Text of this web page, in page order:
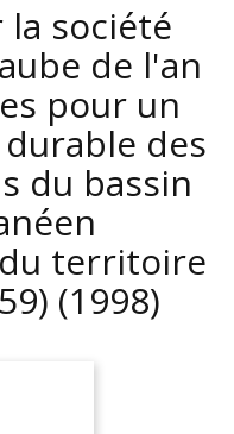
la société
de l'an
pour un
des
du bassin
territoire
(1998)